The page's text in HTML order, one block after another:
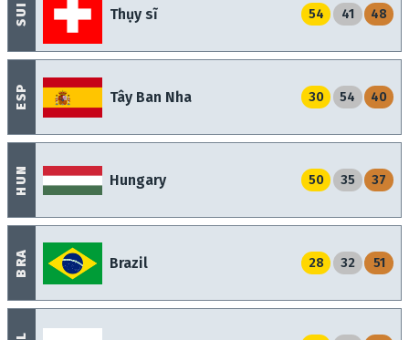
BRA Brazil 28 32 51
ESP Tây Ban Nha 30 54 40
HUN Hungary 50 35 37
SUI Thụy sĩ 54 41 48